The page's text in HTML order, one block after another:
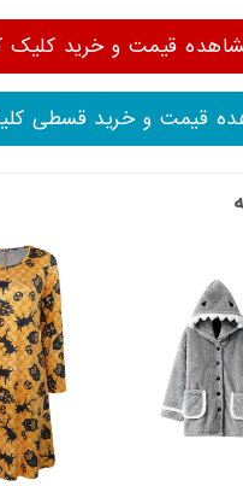
قیمت و خرید کلیک
قیمت و خرید قسطی